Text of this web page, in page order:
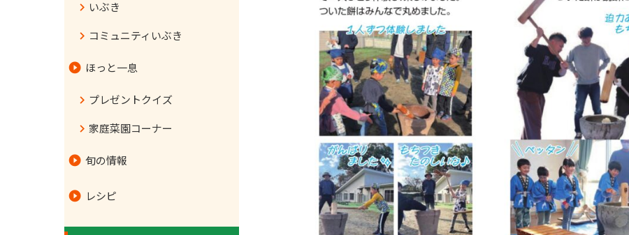
いぶき
コミュニティいぶき
ほっと一息
プレゼントクイズ
家庭菜園コーナー
旬の情報
レシピ